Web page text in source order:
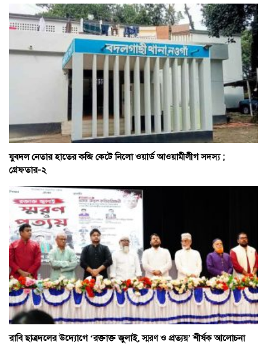
যুবদল নেতার হাতের কব্জি কেটে নিলো ওয়ার্ড আওয়ামীলীগ সদস্য ;
গ্রেফতার-২
রাবি ছাত্রদলের উদ্যোগে ‘রক্তাক্ত জুলাই, স্মরণ ও প্রত্যয়’ শীর্ষক আলোচনা